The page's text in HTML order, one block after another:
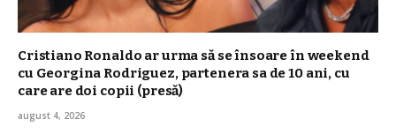
Cristiano Ronaldo ar urma să se însoare în weekend
cu Georgina Rodriguez, partenera sa de 10 ani, cu
care are doi copii (presă)
august 4, 2026